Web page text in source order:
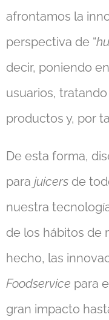
afrontamos la
perspectiva de “
decir, poniendo
usuarios,
productos y, por
De esta forma,
para juicers de
nuestra
de los hábitos de
hecho, las
Foodservice para
gran impacto